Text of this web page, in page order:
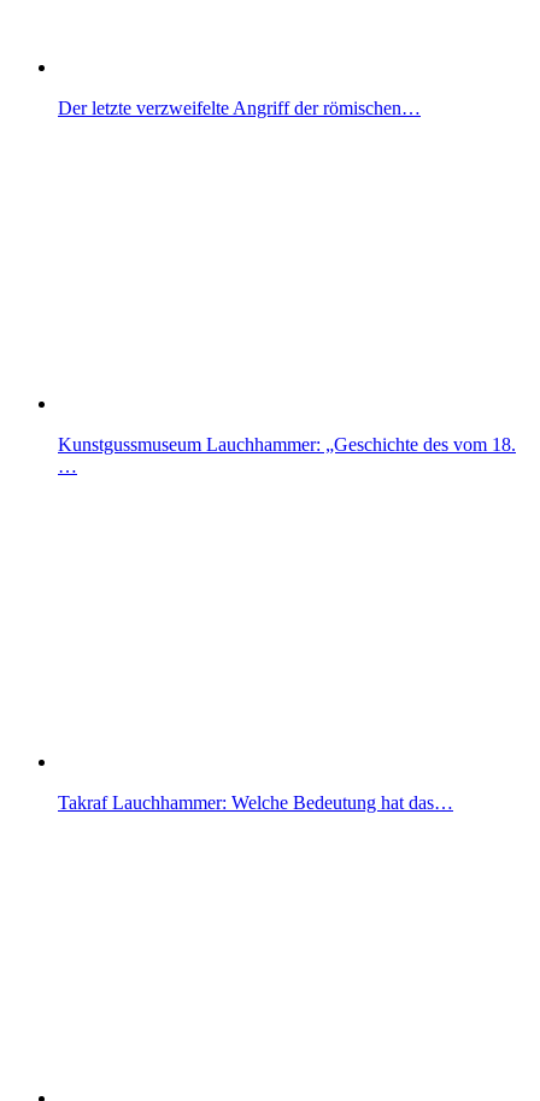
Der letzte verzweifelte Angriff der römischen…
Kunstgussmuseum Lauchhammer: „Geschichte des vom 18.
…
Takraf Lauchhammer: Welche Bedeutung hat das…